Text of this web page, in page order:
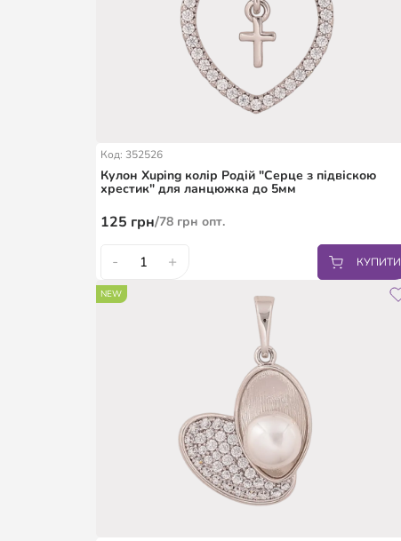
Код: 352526
Кулон Xuping колір Родій "Серце з підвіскою
хрестик" для ланцюжка до 5мм
125 грн/78грн опт.
- + КУПИТИ
NEW